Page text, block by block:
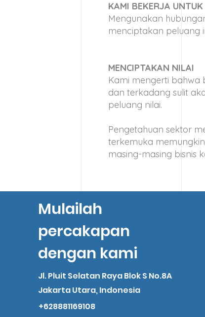
KAMI BEKERJA
Mengunakan
menciptakan peluang
MENCIPTAKAN NILAI
Kami mengerti
dan terkadang sulit
peluang nilai.
Pengetahuan sektor
terkemuka
masing-masing bisnis
Mulailah
percakapan
dengan kami
Jl. Pluit Selatan Raya Blok S No.8A
Jakarta Utara, Indonesia
+628881169108